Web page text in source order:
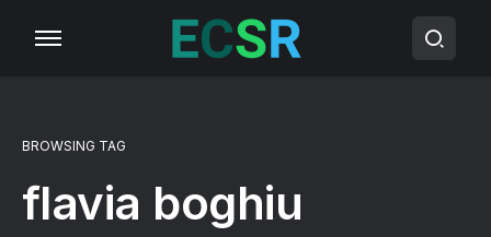
BROWSING TAG
flavia boghiu